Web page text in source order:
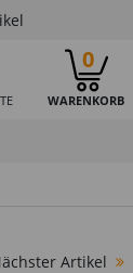
WARENKORB
0
Artikel